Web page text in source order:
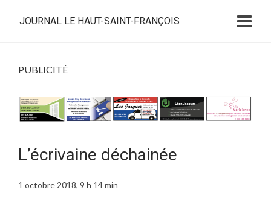
JOURNAL LE HAUT-SAINT-FRANÇOIS
PUBLICITÉ
L’écrivaine déchainée
1 octobre 2018, 9 h 14 min